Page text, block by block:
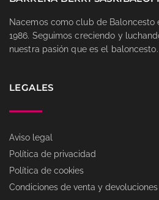
Nacemos como club de Baloncesto
1986. Seguimos creciendo y
nuestra pasión que es el baloncesto.
LEGALES
Aviso legal
Política de privacidad
Política de cookies
Condiciones de venta y devoluciones